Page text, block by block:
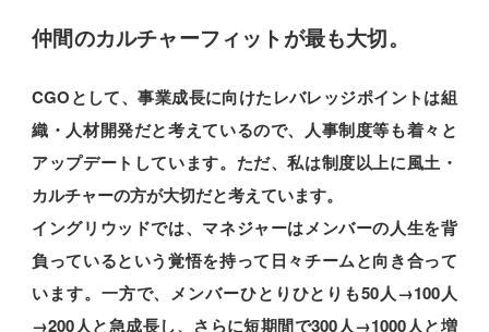
仲間のカルチャーフィットが最も大切。
CGOとして、事業成長に向けたレバレッジポイントは組
織・人材開発だと考えているので、人事制度等も着々と
アップデートしています。ただ、私は制度以上に風土・
カルチャーの方が大切だと考えています。
イングリウッドでは、マネジャーはメンバーの人生を背
負っているという覚悟を持って日々チームと向き合って
います。一方で、メンバーひとりひとりも50人→100人
→200人と急成長し、さらに短期間で300人→1000人と増